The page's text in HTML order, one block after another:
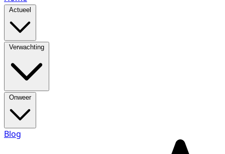
Actueel
Verwachting
Onweer
Blog